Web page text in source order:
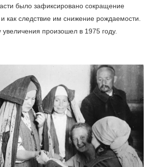
было зафиксировано сокращение
как следствие им снижение рождаемости.
произошел в 1975 году.